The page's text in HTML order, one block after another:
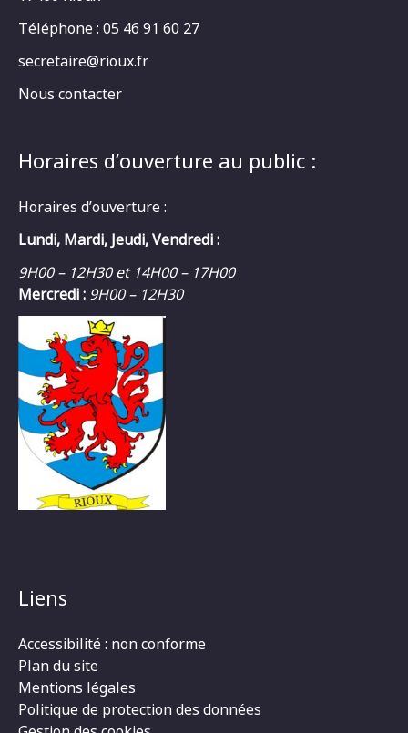
Téléphone : 05 46 91 60 27
secretaire@rioux.fr
Nous contacter
Horaires d’ouverture au public :
Horaires d’ouverture :
Lundi, Mardi, Jeudi, Vendredi :
9H00 – 12H30 et 14H00 – 17H00
Mercredi : 9H00 – 12H30
Liens
Accessibilité : non conforme
Plan du site
Mentions légales
Politique de protection des données